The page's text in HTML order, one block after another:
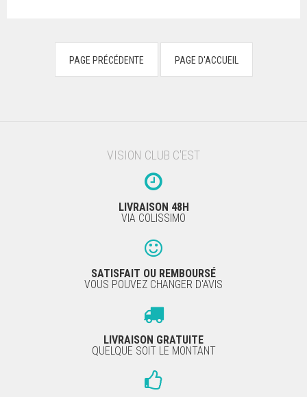
VISION CLUB C'EST
LIVRAISON 48H
VIA COLISSIMO
SATISFAIT OU REMBOURSÉ
VOUS POUVEZ CHANGER D'AVIS
LIVRAISON GRATUITE
QUELQUE SOIT LE MONTANT